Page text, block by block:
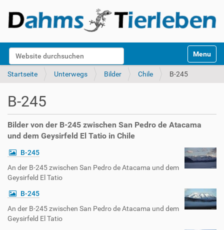
Website durchsuchen
k
Toggle
Startseite Unterwegs Bilder Chile B-245
B-245
Bilder von der B-245 zwischen San Pedro de Atacama
und dem Geysirfeld El Tatio in Chile
B-245
An der B-245 zwischen San Pedro de Atacama und dem
Geysirfeld El Tatio
B-245
An der B-245 zwischen San Pedro de Atacama und dem
Geysirfeld El Tatio